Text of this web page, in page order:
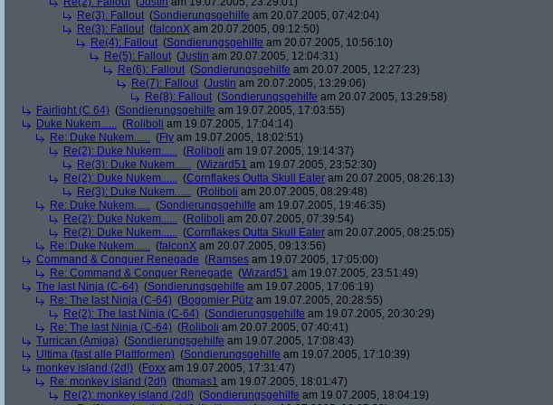
Re(3): Fallout (Sondierungsgehilfe am 20.07.2005, 07:42:04)
Re(3): Fallout (falconX am 20.07.2005, 09:12:50)
Re(4): Fallout (Sondierungsgehilfe am 20.07.2005, 10:56:10)
Re(5): Fallout (Justin am 20.07.2005, 12:04:31)
Re(6): Fallout (Sondierungsgehilfe am 20.07.2005, 12:27:23)
Re(7): Fallout (Justin am 20.07.2005, 13:29:06)
Re(8): Fallout (Sondierungsgehilfe am 20.07.2005, 13:29:58)
Fairlight (C 64) (Sondierungsgehilfe am 19.07.2005, 17:03:55)
Duke Nukem...... (Roliboli am 19.07.2005, 17:04:14)
Re: Duke Nukem...... (Fly am 19.07.2005, 18:02:51)
Re(2): Duke Nukem...... (Roliboli am 19.07.2005, 19:14:37)
Re(3): Duke Nukem...... (Wizard51 am 19.07.2005, 23:52:30)
Re(2): Duke Nukem...... (Cornflakes Outta Skull Eater am 20.07.2005, 08:26:13)
Re(3): Duke Nukem...... (Roliboli am 20.07.2005, 08:29:48)
Re: Duke Nukem...... (Sondierungsgehilfe am 19.07.2005, 19:46:35)
Re(2): Duke Nukem...... (Roliboli am 20.07.2005, 07:39:54)
Re(2): Duke Nukem...... (Cornflakes Outta Skull Eater am 20.07.2005, 08:25:05)
Re: Duke Nukem...... (falconX am 20.07.2005, 09:13:56)
Command & Conquer Renegade (Ramses am 19.07.2005, 17:05:00)
Re: Command & Conquer Renegade (Wizard51 am 19.07.2005, 23:51:49)
The last Ninja (C-64) (Sondierungsgehilfe am 19.07.2005, 17:06:19)
Re: The last Ninja (C-64) (Bogomier Pütz am 19.07.2005, 20:28:55)
Re(2): The last Ninja (C-64) (Sondierungsgehilfe am 19.07.2005, 20:30:29)
Re: The last Ninja (C-64) (Roliboli am 20.07.2005, 07:40:41)
Turrican (Amiga) (Sondierungsgehilfe am 19.07.2005, 17:08:43)
Ultima (fast alle Plattformen) (Sondierungsgehilfe am 19.07.2005, 17:10:39)
monkey island (2d!) (Foxx am 19.07.2005, 17:31:47)
Re: monkey island (2d!) (thomas1 am 19.07.2005, 18:01:47)
Re(2): monkey island (2d!) (Sondierungsgehilfe am 19.07.2005, 18:04:19)